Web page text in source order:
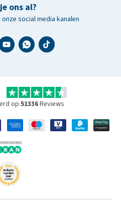
ons al?
social media kanalen
op 51336Reviews